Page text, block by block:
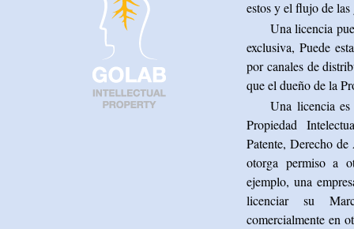
estos y el flujo de las
Una licencia
exclusiva, Puede
por canales de
que el dueño de la
Una licencia
Propiedad
Patente, Derecho
otorga permiso a
ejemplo, una
licenciar su
comercialmente en